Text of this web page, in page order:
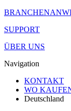
SUPPORT
ÜBER UNS
Navigation
KONTAKT
WO
Deutschland